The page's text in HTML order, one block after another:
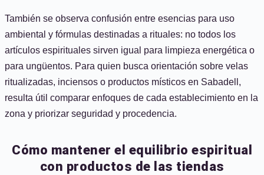
También se observa confusión entre esencias para uso
ambiental y fórmulas destinadas a rituales: no todos los
artículos espirituales sirven igual para limpieza energética o
para ungüentos. Para quien busca orientación sobre velas
ritualizadas, inciensos o productos místicos en Sabadell,
resulta útil comparar enfoques de cada establecimiento en la
zona y priorizar seguridad y procedencia.
Cómo mantener el equilibrio espiritual
con productos de las tiendas